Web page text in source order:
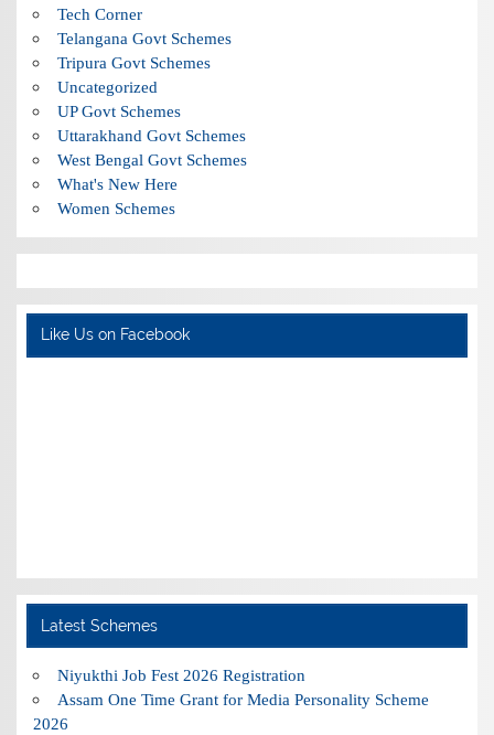
Tech Corner
Telangana Govt Schemes
Tripura Govt Schemes
Uncategorized
UP Govt Schemes
Uttarakhand Govt Schemes
West Bengal Govt Schemes
What's New Here
Women Schemes
Like Us on Facebook
Latest Schemes
Niyukthi Job Fest 2026 Registration
Assam One Time Grant for Media Personality Scheme
2026